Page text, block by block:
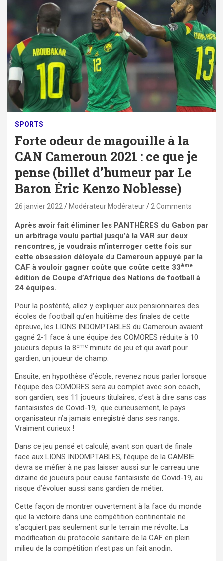
SPORTS
Forte odeur de magouille à la
CAN Cameroun 2021 : ce que je
pense (billet d’humeur par Le
Baron Éric Kenzo Noblesse)
26 janvier 2022 Modérateur Modérateur 2 Comments
Après avoir fait éliminer les PANTHÈRES du Gabon par
un arbitrage voulu partial jusqu’à la VAR sur deux
rencontres, je voudrais m’interroger cette fois sur
cette obsession déloyale du Cameroun appuyé par la
CAF à vouloir gagner coûte que coûte cette 33ème
édition de Coupe d’Afrique des Nations de football à
24 équipes.
Pour la postérité, allez y expliquer aux pensionnaires des
écoles de football qu’en huitième des finales de cette
épreuve, les LIONS INDOMPTABLES du Cameroun avaient
gagné 2-1 face à une équipe des COMORES réduite à 10
joueurs depuis la 8ème minute de jeu et qui avait pour
gardien, un joueur de champ.
Ensuite, en hypothèse d’école, revenez nous parler lorsque
l’équipe des COMORES sera au complet avec son coach,
son gardien, ses 11 joueurs titulaires, c’est à dire sans cas
fantaisistes de Covid-19, que curieusement, le pays
organisateur n’a jamais enregistré dans ses rangs.
Vraiment curieux !
Dans ce jeu pensé et calculé, avant son quart de finale
face aux LIONS INDOMPTABLES, l’équipe de la GAMBIE
devra se méfier à ne pas laisser aussi sur le carreau une
dizaine de joueurs pour cause fantaisiste de Covid-19, au
risque d’évoluer aussi sans gardien de métier.
Cette façon de montrer ouvertement à la face du monde
que la victoire dans une compétition continentale ne
s’acquiert pas seulement sur le terrain me révolte. La
modification du protocole sanitaire de la CAF en plein
milieu de la compétition n’est pas un fait anodin.